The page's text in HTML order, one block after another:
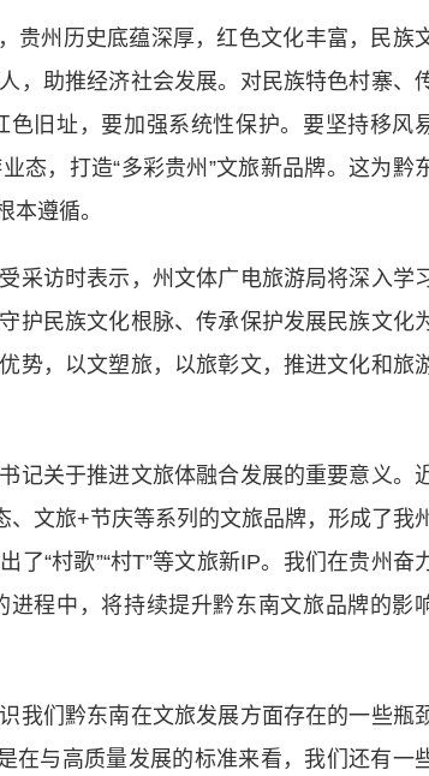
州历史底蕴深厚，红色文化丰富，民族
，助推经济社会发展。对民族特色村寨、
旧址，要加强系统性保护。要坚持移风
态，打造“多彩贵州”文旅新品牌。这为黔
遵循。
访时表示，州文体广电旅游局将深入学
护民族文化根脉、传承保护发展民族文化
势，以文塑旅，以旅彰文，推进文化和旅
关于推进文旅体融合发展的重要意义。
文旅+节庆等系列的文旅品牌，形成了我
“村歌”“村T”等文旅新IP。我们在贵州奋
程中，将持续提升黔东南文旅品牌的影
们黔东南在文旅发展方面存在的一些瓶
在与高质量发展的标准来看，我们还有一